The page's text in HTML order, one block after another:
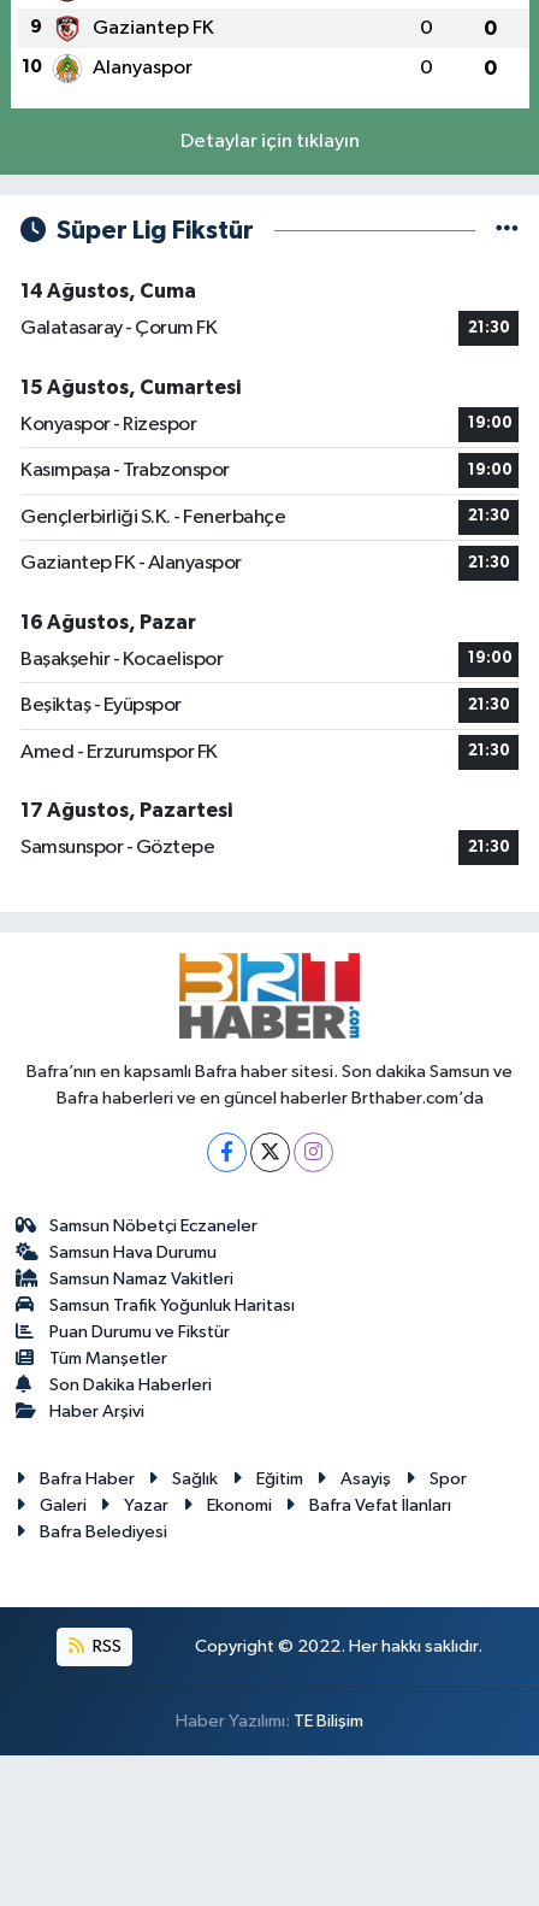
9 Gaziantep FK 0 0
10 Alanyaspor 0 0
Detaylar için tıklayın
Süper Lig Fikstür
14 Ağustos, Cuma
Galatasaray - Çorum FK
21:30
15 Ağustos, Cumartesi
Konyaspor - Rizespor
19:00
Kasımpaşa - Trabzonspor 19:00
Gençlerbirliği S.K. - Fenerbahçe 21:30
Gaziantep FK - Alanyaspor 21:30
16 Ağustos, Pazar
Başakşehir - Kocaelispor
19:00
Beşiktaş - Eyüpspor 21:30
Amed - Erzurumspor FK 21:30
17 Ağustos, Pazartesi
Samsunspor - Göztepe
21:30
Bafra’nın en kapsamlı Bafra haber sitesi. Son dakika Samsun ve
Bafra haberleri ve en güncel haberler Brthaber.com’da
Samsun Nöbetçi Eczaneler
Samsun Hava Durumu
Samsun Namaz Vakitleri
Samsun Trafik Yoğunluk Haritası
Puan Durumu ve Fikstür
Tüm Manşetler
Son Dakika Haberleri
Haber Arşivi
Bafra Haber Sağlık Eğitim Asayiş
Spor
Galeri
Yazar Ekonomi
Bafra Vefat İlanları
Bafra Belediyesi
RSS Copyright © 2022. Her hakkı saklıdır.
Haber Yazılımı: TE Bilişim